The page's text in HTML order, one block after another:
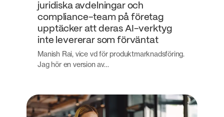
juridiska avdelningar och
compliance-team på företag
upptäcker att deras AI-verktyg
inte levererar som förväntat
Manish Rai, vice vd för produktmarknadsföring.
Jag hör en version av…